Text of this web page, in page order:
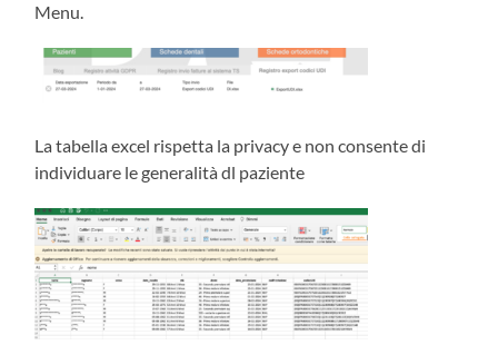
Menu.
La tabella excel rispetta la privacy e non consente di
individuare le generalità dl paziente